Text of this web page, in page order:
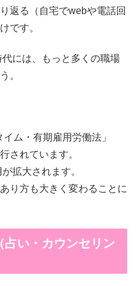
返る（自宅でwebや電話回
です。
には、もっと多くの職場
。
ム・有期雇用労働法」
されています。
拡大されます。
り方も大きく変わることに
占い・カウンセリン